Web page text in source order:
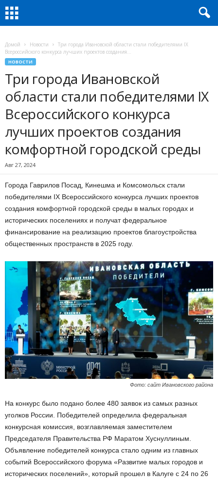
Домой Новости
Три города Ивановской области стали победителями IX
Всероссийского конкурса лучших проектов создания...
НОВОСТИ
Три города Ивановской
области стали победителями IX
Всероссийского конкурса
лучших проектов создания
комфортной городской среды
Авг 27, 2024
Города Гаврилов Посад, Кинешма и Комсомольск стали
победителями IX Всероссийского конкурса лучших проектов
создания комфортной городской среды в малых городах и
исторических поселениях и получат федеральное
финансирование на реализацию проектов благоустройства
общественных пространств в 2025 году.
Фото: сайт Ивановского района
На конкурс было подано более 480 заявок из самых разных
уголков России. Победителей определила федеральная
конкурсная комиссия, возглавляемая заместителем
Председателя Правительства РФ Маратом Хуснуллиным.
Объявление победителей конкурса стало одним из главных
событий Всероссийского форума «Развитие малых городов и
исторических поселений», который прошел в Калуге с 24 по 26